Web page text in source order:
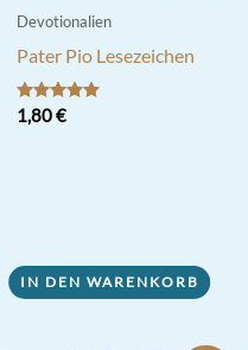
Devotionalien
Pater Pio Lesezeichen
Bewertet mit
5.00
1,80€
IN DEN WARENKORB